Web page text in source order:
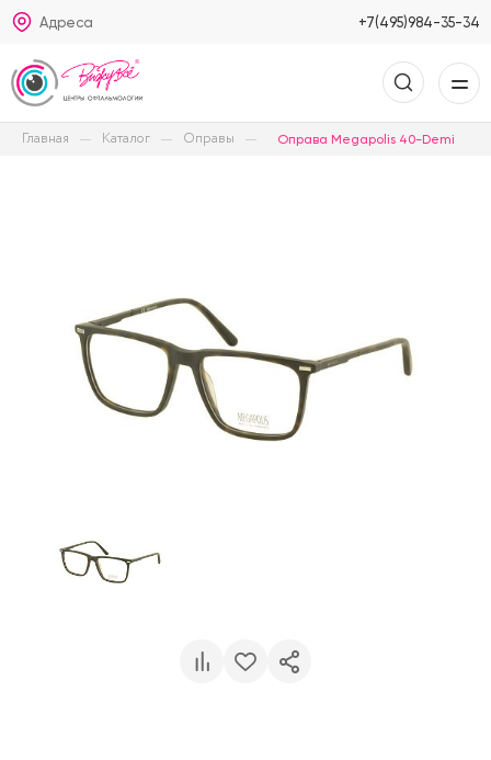
Адреса +7(495)984-35-34
Главная Каталог Оправы Оправа Megapolis 40-Demi